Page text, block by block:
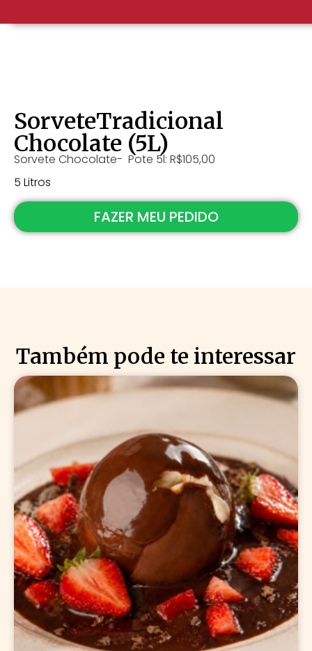
SorveteTradicional
Chocolate (5L)
Sorvete Chocolate- Pote 5l: R$105,00
5 Litros
FAZER MEU PEDIDO
Também pode te interessar